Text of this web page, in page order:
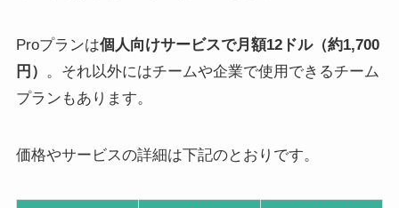
Proプランは個人向けサービスで月額12ドル（約1,700
円） 。それ以外にはチームや企業で使用できるチーム
プランもあります。
価格やサービスの詳細は下記のとおりです。